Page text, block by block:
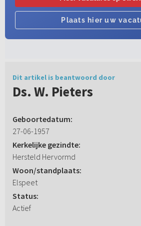
Dit artikel is beantwoord door
Ds. W. Pieters
Geboortedatum:
27-06-1957
Kerkelijke gezindte:
Hersteld Hervormd
Woon/standplaats:
Elspeet
Status:
Actief